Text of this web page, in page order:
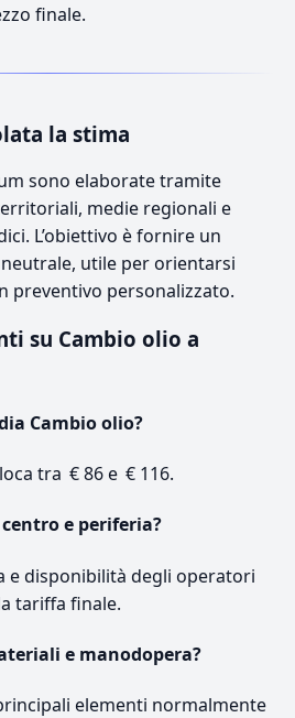
finale.
la stima
sono elaborate tramite
medie regionali e
L’obiettivo è fornire un
utile per orientarsi
preventivo personalizzato.
su Cambio olio a
Cambio olio?
tra € 86 e € 116.
e periferia?
e disponibilità degli operatori
tariffa finale.
e manodopera?
elementi normalmente